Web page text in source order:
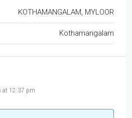
KOTHAMANGALAM, MYLOOR
Kothamangalam
at 12:37 pm